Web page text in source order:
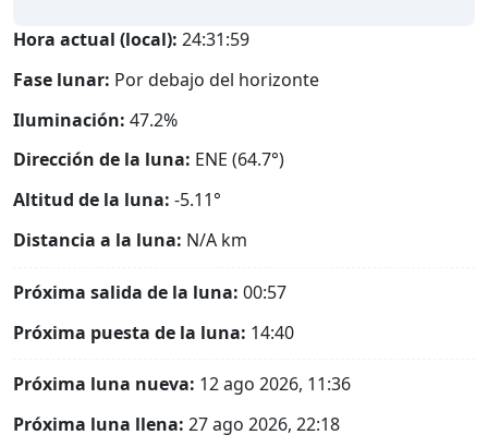
Hora actual (local): 24:32:00
Fase lunar: Por debajo del horizonte
Iluminación: 47.2%
Dirección de la luna: ENE (64.7°)
Altitud de la luna: -5.11°
Distancia a la luna: N/A km
Próxima salida de la luna: 00:57
Próxima puesta de la luna: 14:40
Próxima luna nueva: 12 ago 2026, 11:36
Próxima luna llena: 27 ago 2026, 22:18